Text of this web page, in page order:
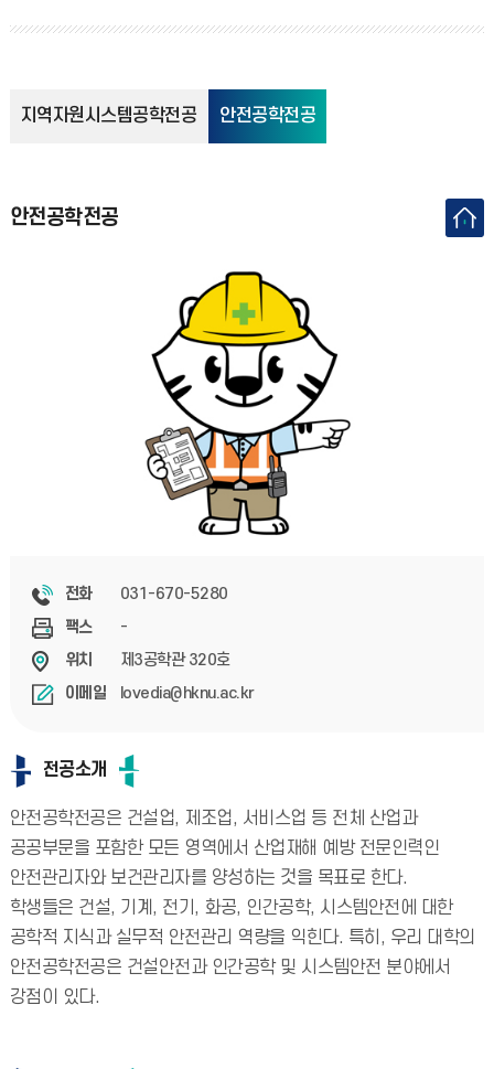
지역자원시스템공학전공 안전공학전공
안전공학전공
전화
031-670-5280
팩스
-
위치
제3공학관 320호
이메일
lovedia@hknu.ac.kr
전공소개
안전공학전공은 건설업, 제조업, 서비스업 등 전체 산업과
공공부문을 포함한 모든 영역에서 산업재해 예방 전문인력인
안전관리자와 보건관리자를 양성하는 것을 목표로 한다.
학생들은 건설, 기계, 전기, 화공, 인간공학, 시스템안전에 대한
공학적 지식과 실무적 안전관리 역량을 익힌다. 특히, 우리 대학의
안전공학전공은 건설안전과 인간공학 및 시스템안전 분야에서
강점이 있다.